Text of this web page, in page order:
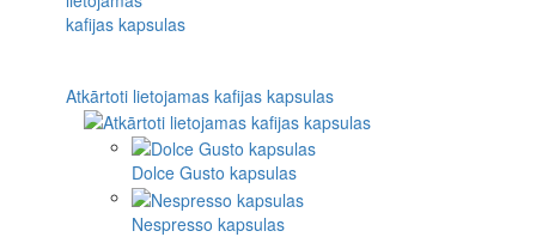
Atkārtoti lietojamas kafijas kapsulas
Dolce Gusto kapsulas
Nespresso kapsulas